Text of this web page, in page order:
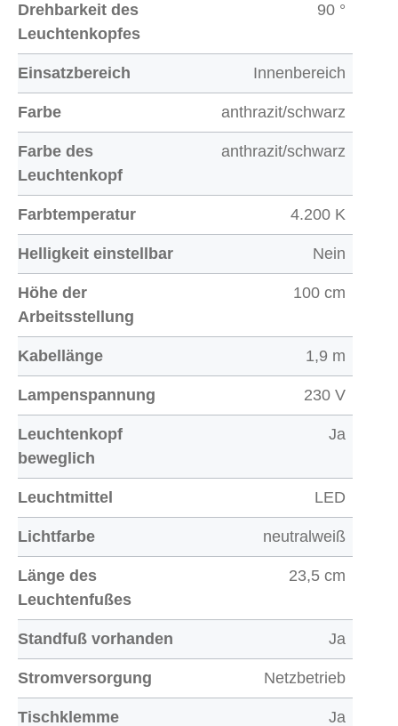
Drehbarkeit des
Leuchtenkopfes
90 °
Einsatzbereich Innenbereich
Farbe anthrazit/schwarz
Farbe des
Leuchtenkopf
anthrazit/schwarz
Farbtemperatur 4.200 K
Helligkeit einstellbar Nein
Höhe der
Arbeitsstellung
100 cm
Kabellänge 1,9 m
Lampenspannung 230 V
Leuchtenkopf
beweglich
Ja
Leuchtmittel LED
Lichtfarbe neutralweiß
Länge des
Leuchtenfußes
23,5 cm
Standfuß vorhanden Ja
Stromversorgung Netzbetrieb
Tischklemme Ja